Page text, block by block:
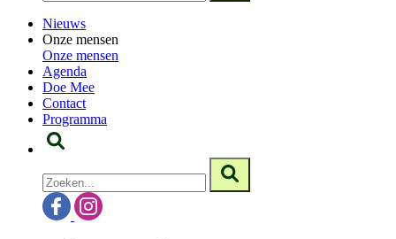
Nieuws
Onze mensen
Onze mensen
Agenda
Doe Mee
Contact
Programma